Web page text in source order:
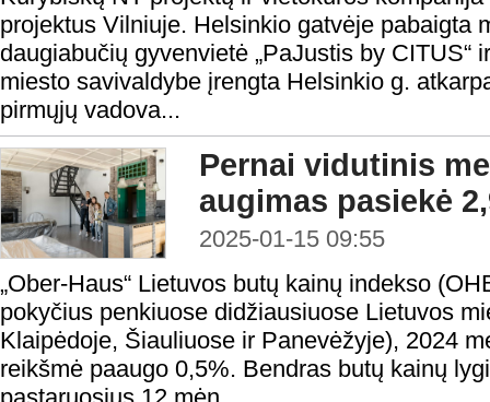
projektus Vilniuje. Helsinkio gatvėje pabaigta
daugiabučių gyvenvietė „PaJustis by CITUS“
miesto savivaldybe įrengta Helsinkio g.
pirmųjų vadova...
Pernai vidutinis
augimas pasiekė
2025-01-15 09:55
„Ober-Haus“ Lietuvos butų kainų indekso
pokyčius penkiuose didžiausiuose Lietuvos
Klaipėdoje, Šiauliuose ir Panevėžyje), 2024
reikšmė paaugo 0,5%. Bendras butų kainų